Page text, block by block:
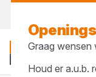
Graag wensen
Houd er a.u.b.